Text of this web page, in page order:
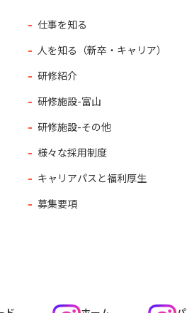
仕事を知る
人を知る（新卒・キャリア）
研修紹介
研修施設-富山
研修施設-その他
様々な採用制度
キャリアパスと福利厚生
募集要項